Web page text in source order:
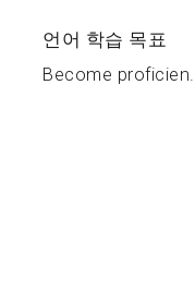
언어 학습 목표
Become proficien...